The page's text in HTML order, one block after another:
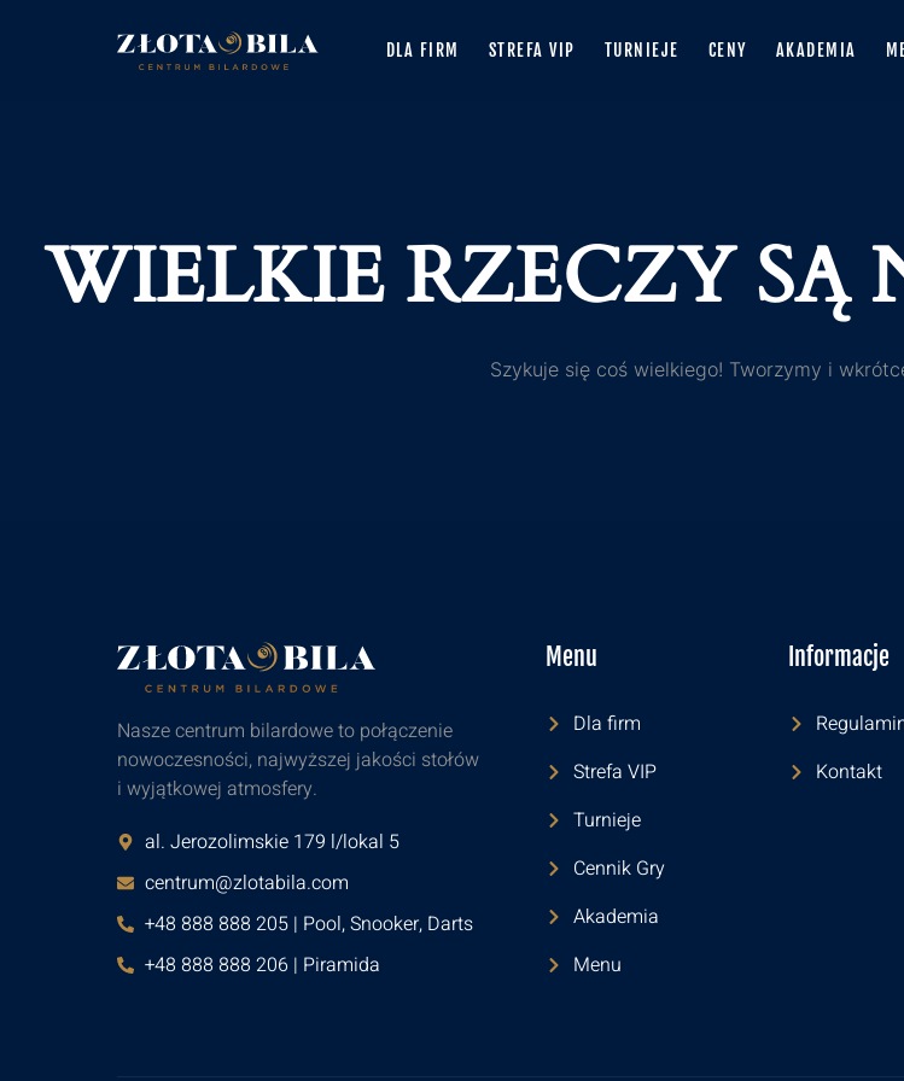
DLA FIRM STREFA VIP TURNIEJE CENY AKADEMIA
WIELKIE RZECZY SĄ
Szykuje się coś wielkiego! Tworzymy i
Nasze centrum bilardowe to połączenie
nowoczesności, najwyższej jakości stołów
i wyjątkowej atmosfery.
al. Jerozolimskie 179 l/lokal 5
centrum@zlotabila.com
+48 888 888 205 | Pool, Snooker, Darts
+48 888 888 206 | Piramida
Menu
Dla firm
Strefa VIP
Turnieje
Cennik Gry
Akademia
Menu
Informacje
Kontakt